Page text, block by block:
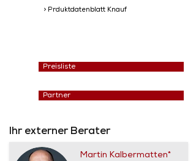
> Prduktdatenblatt Knauf
Preisliste
Partner
Ihr externer Berater
Martin Kalbermatten*